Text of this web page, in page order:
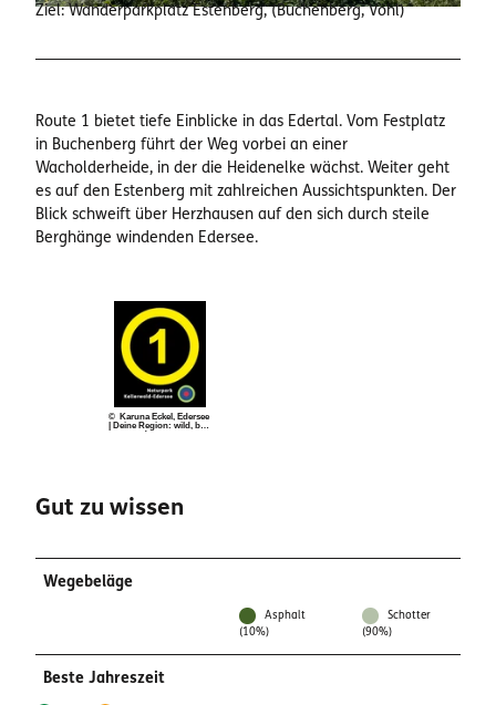
© Paula Schröder, Naturpark Kellerwald-Edersee | CC-BY-SA
Ziel: Wanderparkplatz Estenberg, (Buchenberg, Vöhl)
Route 1 bietet tiefe Einblicke in das Edertal. Vom Festplatz
in Buchenberg führt der Weg vorbei an einer
Wacholderheide, in der die Heidenelke wächst. Weiter geht
es auf den Estenberg mit zahlreichen Aussichtspunkten. Der
Blick schweift über Herzhausen auf den sich durch steile
Berghänge windenden Edersee.
© Karuna Eckel, Edersee
| Deine Region: wild, bun
t, gesund.
Gut zu wissen
Wegebeläge
Asphalt
(10%)
Schotter
(90%)
Beste Jahreszeit